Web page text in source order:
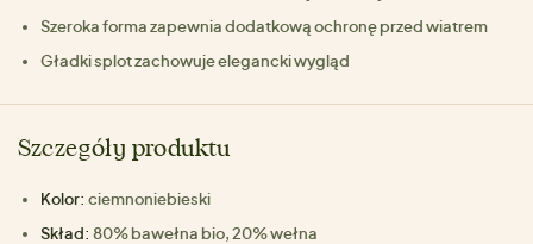
Szeroka forma zapewnia dodatkową ochronę przed wiatrem
Gładki splot zachowuje elegancki wygląd
Szczegóły produktu
Kolor: ciemnoniebieski
Skład: 80% bawełna bio, 20% wełna